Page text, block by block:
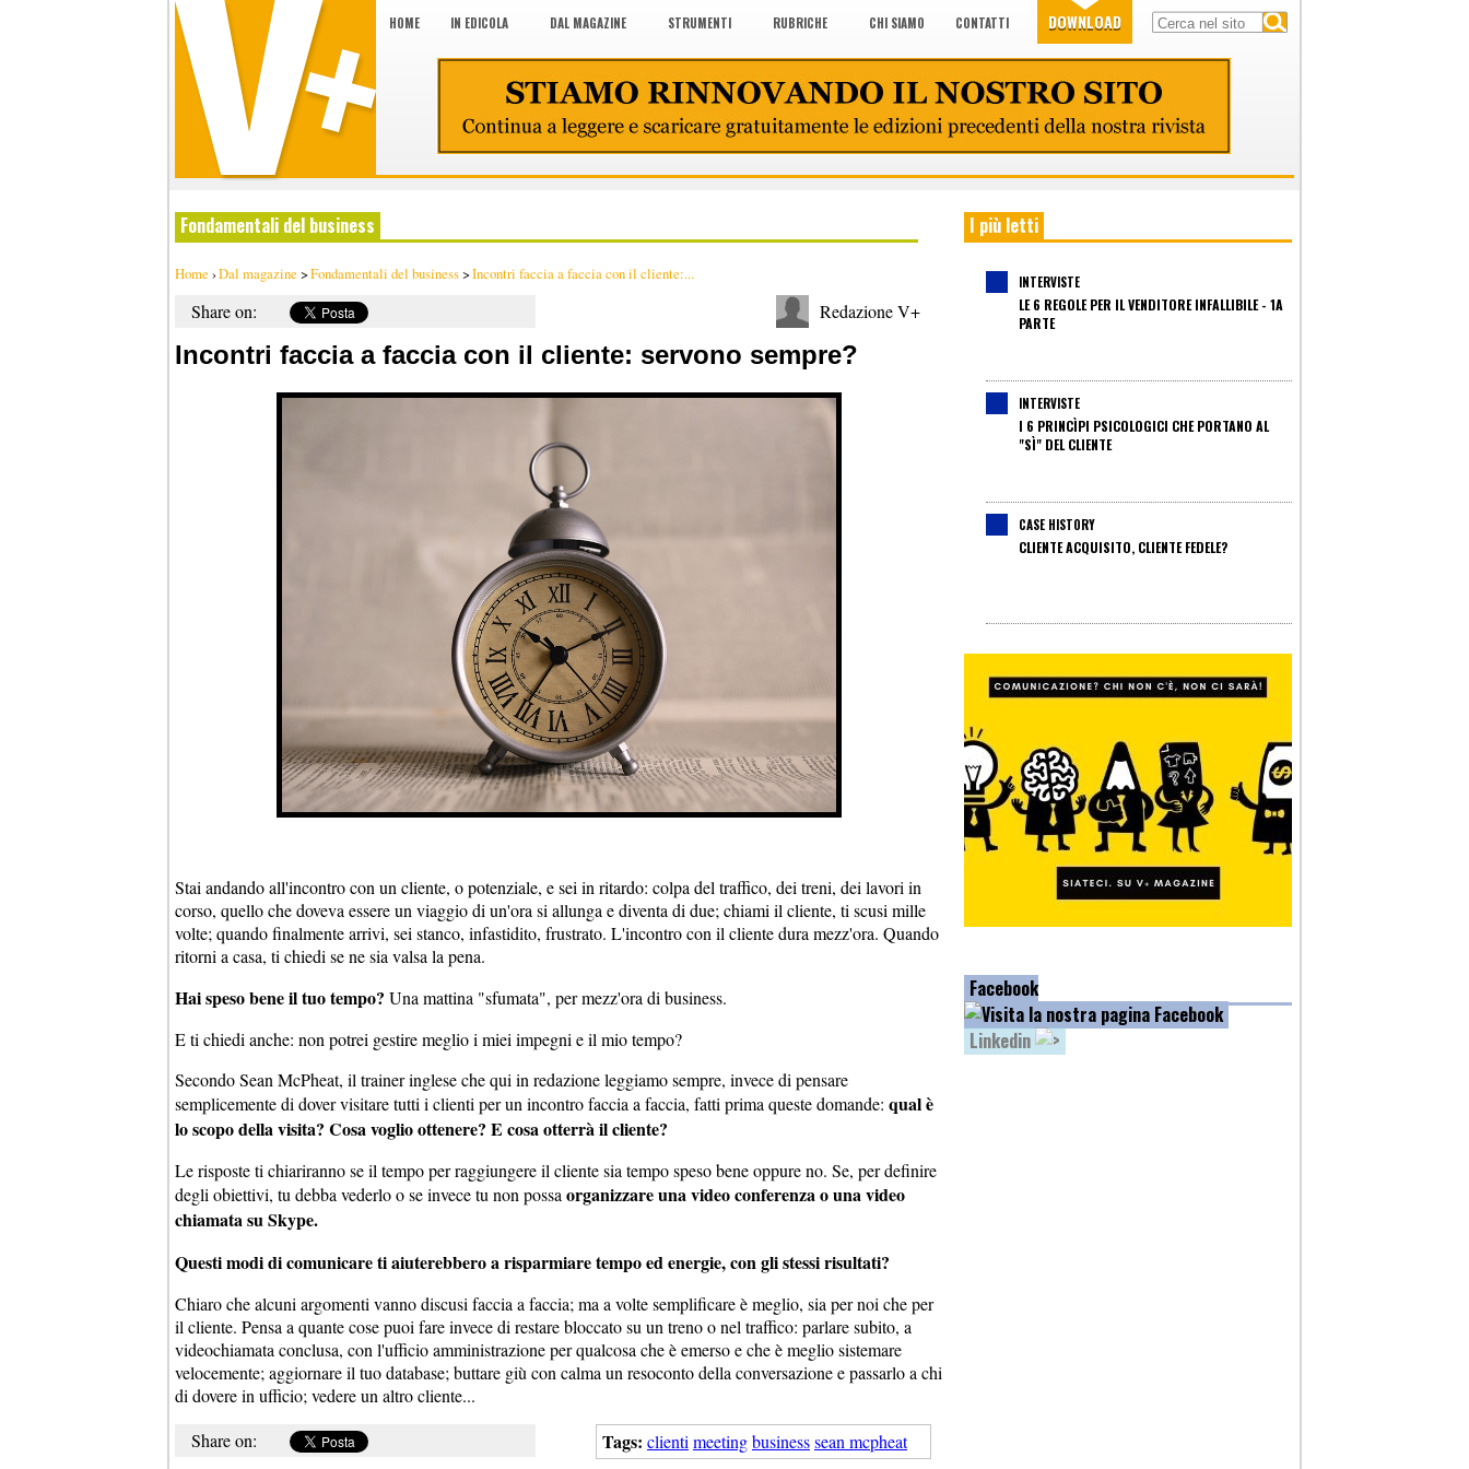
HOME IN EDICOLA DAL MAGAZINE STRUMENTI RUBRICHE CHI SIAMO CONTATTI DOWNLOAD
Fondamentali del business
Home ›Dal magazine >Fondamentali del business>Incontri faccia a faccia con il cliente:...
Share on: Redazione V+
Incontri faccia a faccia con il cliente: servono sempre?
Stai andando all'incontro con un cliente, o potenziale, e sei in ritardo: colpa del traffico, dei treni, dei lavori in
corso, quello che doveva essere un viaggio di un'ora si allunga e diventa di due; chiami il cliente, ti scusi mille
volte; quando finalmente arrivi, sei stanco, infastidito, frustrato. L'incontro con il cliente dura mezz'ora. Quando
ritorni a casa, ti chiedi se ne sia valsa la pena.
Hai speso bene il tuo tempo? Una mattina "sfumata", per mezz'ora di business.
E ti chiedi anche: non potrei gestire meglio i miei impegni e il mio tempo?
Secondo Sean McPheat, il trainer inglese che qui in redazione leggiamo sempre, invece di pensare
semplicemente di dover visitare tutti i clienti per un incontro faccia a faccia, fatti prima queste domande: qual è
lo scopo della visita? Cosa voglio ottenere? E cosa otterrà il cliente?
Le risposte ti chiariranno se il tempo per raggiungere il cliente sia tempo speso bene oppure no. Se, per definire
degli obiettivi, tu debba vederlo o se invece tu non possa organizzare una video conferenza o una video
chiamata su Skype.
Questi modi di comunicare ti aiuterebbero a risparmiare tempo ed energie, con gli stessi risultati?
Chiaro che alcuni argomenti vanno discusi faccia a faccia; ma a volte semplificare è meglio, sia per noi che per
il cliente. Pensa a quante cose puoi fare invece di restare bloccato su un treno o nel traffico: parlare subito, a
videochiamata conclusa, con l'ufficio amministrazione per qualcosa che è emerso e che è meglio sistemare
velocemente; aggiornare il tuo database; buttare giù con calma un resoconto della conversazione e passarlo a chi
di dovere in ufficio; vedere un altro cliente...
Tags: clienti meetingbusinesssean mcpheat
Share on:
I più letti
INTERVISTE
LE 6 REGOLE PER IL VENDITORE INFALLIBILE - 1A
PARTE
INTERVISTE
I 6 PRINCÌPI PSICOLOGICI CHE PORTANO AL
"SÌ" DEL CLIENTE
CASE HISTORY
CLIENTE ACQUISITO, CLIENTE FEDELE?
Facebook
Linkedin